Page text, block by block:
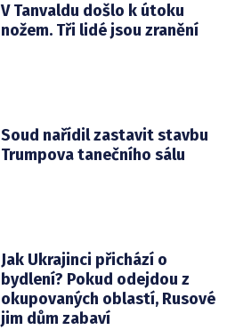
V Tanvaldu došlo k útoku
nožem. Tři lidé jsou zranění
Soud nařídil zastavit stavbu
Trumpova tanečního sálu
Jak Ukrajinci přichází o
bydlení? Pokud odejdou z
okupovaných oblastí, Rusové
jim dům zabaví